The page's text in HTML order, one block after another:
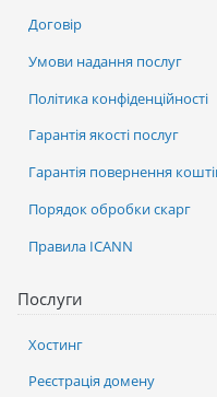
Послуги
Хостинг
Реєстрація домену
Договір
Умови надання послуг
Політика конфіденційності
Гарантія якості послуг
Гарантія повернення
Порядок обробки скарг
Правила ICANN